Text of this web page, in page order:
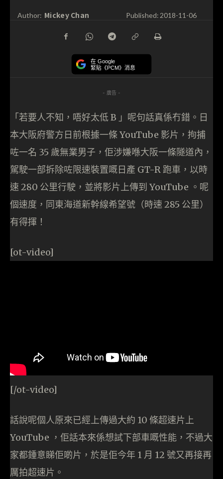
Author: Mickey Chan Published:2018-11-06
在 Google
緊貼《PCM》消息
- 廣告 -
「若要人不知，唔好太低 B 」呢句話真係冇錯。日
本大阪府警方日前根據一條 YouTube 影片，拘捕
咗一名 35 歲無業男子，佢涉嫌喺大阪一條隧道內，
駕駛一部拆除咗限速裝置嘅日產 GT-R 跑車，以時
速 280 公里行駛，並將影片上傳到 YouTube 。呢
個速度，同東海道新幹線希望號（時速 285 公里）
有得揮！
[ot-video]
[/ot-video]
話說呢個人原來已經上傳過大約 10 條超速片上
YouTube ，佢話本來係想試下部車嘅性能，不過大
家都鍾意睇佢啲片，於是佢今年 1 月 12 號又再接再
厲拍超速片。